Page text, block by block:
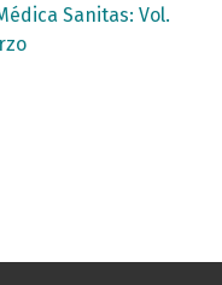
Sanitas: Vol.